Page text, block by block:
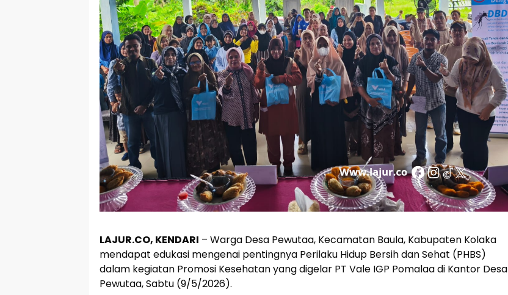
LAJUR.CO, KENDARI – Warga Desa Pewutaa, Kecamatan Baula, Kabupaten Kolaka
mendapat edukasi mengenai pentingnya Perilaku Hidup Bersih dan Sehat (PHBS)
dalam kegiatan Promosi Kesehatan yang digelar PT Vale IGP Pomalaa di Kantor Desa
Pewutaa, Sabtu (9/5/2026).